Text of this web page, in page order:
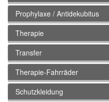
Prophylaxe / Antidekubitus
Therapie
Transfer
Therapie-Fahrräder
Schutzkleidung